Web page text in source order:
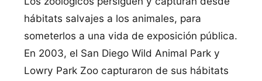
hábitats salvajes a los animales, para
someterlos a una vida de exposición pública.
En 2003, el San Diego Wild Animal Park y
Lowry Park Zoo capturaron de sus hábitats